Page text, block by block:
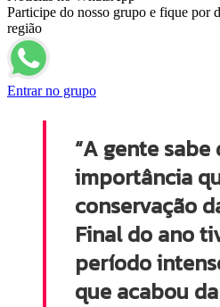
Participe do nosso grupo e fique por
região
Entrar no grupo
“A gente sabe
importância
conservação
Final do ano
período
que acabou